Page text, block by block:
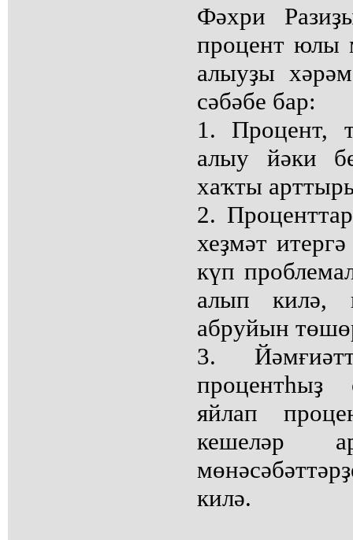
Фәхри
процент юлы
алыуҙы
сәбәбе бар:
1. Процент,
алыу йәки
хаҡты
2.
хеҙмәт
күп
алып килә,
абруйын
3.
яйлап
кешеләр
килә.